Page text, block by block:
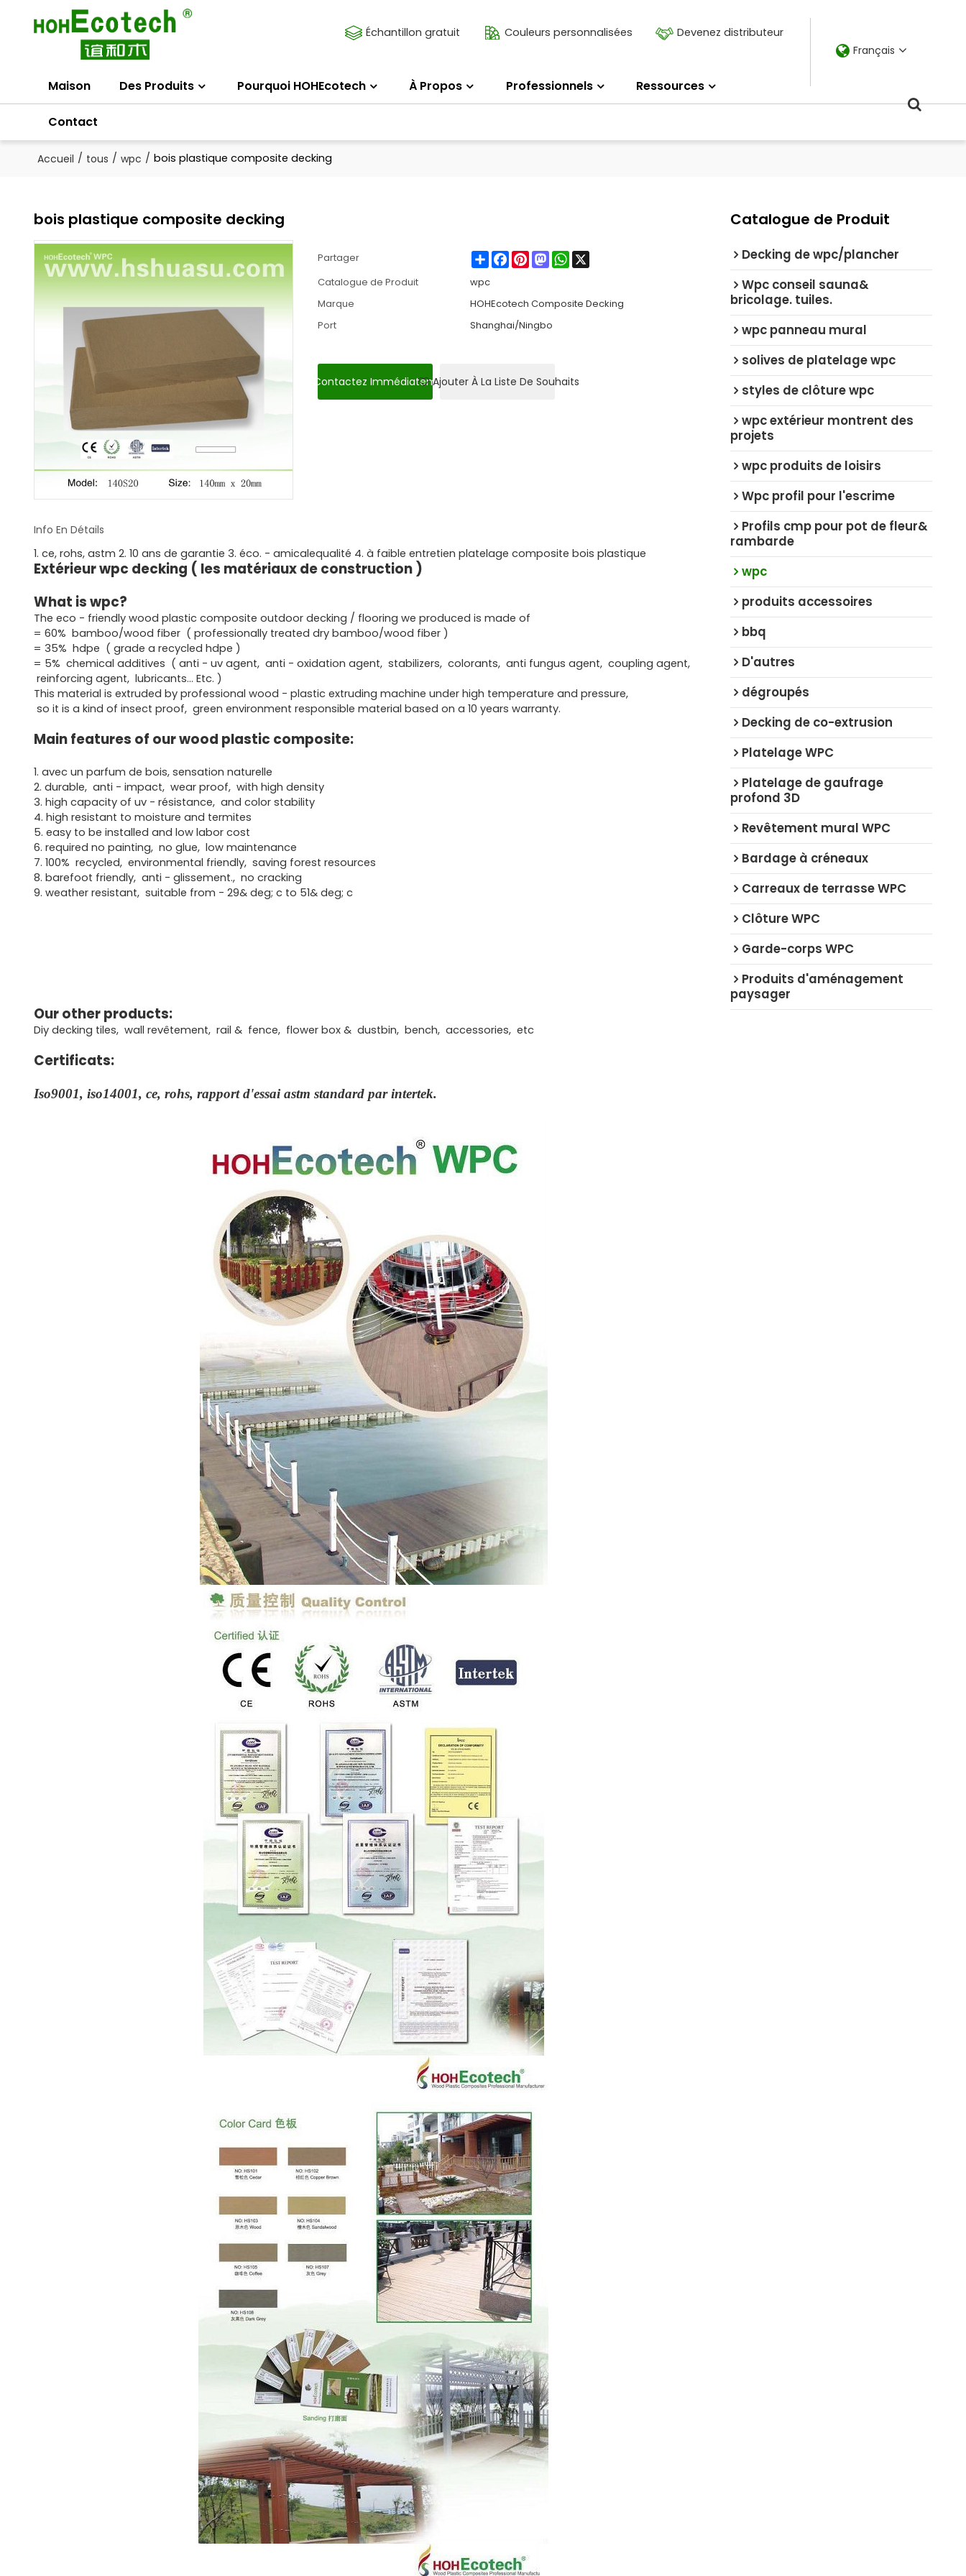
Échantillon gratuit Couleurs personnalisées Devenez distributeur
Maison Des Produits Pourquoi HOHEcotech À Propos Professionnels Ressources
Contact
Français
Accueil / tous / wpc / bois plastique composite decking
bois plastique composite decking
Partager ShareFacebook
PinterestMastodonWhatsApp
Catalogue de Produit
wpc
Marque
HOHEcotech Composite Decking
Port
Shanghai/Ningbo
Contactez ImmédiatementAjouter À La Liste De Souhaits
Info En Détails
1. ce, rohs, astm 2. 10 ans de garantie 3. éco. - amicalequalité 4. à faible entretien platelage composite bois plastique
Extérieur wpc decking ( les matériaux de construction )
What is wpc?
The eco - friendly wood plastic composite outdoor decking / flooring we produced is made of
= 60% bamboo/wood fiber ( professionally treated dry bamboo/wood fiber )
= 35% hdpe ( grade a recycled hdpe )
= 5% chemical additives ( anti - uv agent, anti - oxidation agent, stabilizers, colorants, anti fungus agent, coupling agent,
reinforcing agent, lubricants... Etc. )
This material is extruded by professional wood - plastic extruding machine under high temperature and pressure,
so it is a kind of insect proof, green environment responsible material based on a 10 years warranty.
Main features of our wood plastic composite:
1. avec un parfum de bois, sensation naturelle
2. durable, anti - impact, wear proof, with high density
3. high capacity of uv - résistance, and color stability
4. high resistant to moisture and termites
5. easy to be installed and low labor cost
6. required no painting, no glue, low maintenance
7. 100% recycled, environmental friendly, saving forest resources
8. barefoot friendly, anti - glissement., no cracking
9. weather resistant, suitable from - 29& deg; c to 51& deg; c
Our other products:
Diy decking tiles, wall revêtement, rail & fence, flower box & dustbin, bench, accessories, etc
Certificats:
Iso9001, iso14001, ce, rohs, rapport d'essai astm standard par intertek.
Catalogue de Produit
Decking de wpc/plancher
Wpc conseil sauna&
bricolage. tuiles.
wpc panneau mural
solives de platelage wpc
styles de clôture wpc
wpc extérieur montrent des
projets
wpc produits de loisirs
Wpc profil pour l'escrime
Profils cmp pour pot de fleur&
rambarde
wpc
produits accessoires
bbq
D'autres
dégroupés
Decking de co-extrusion
Platelage WPC
Platelage de gaufrage
profond 3D
Revêtement mural WPC
Bardage à créneaux
Carreaux de terrasse WPC
Clôture WPC
Garde-corps WPC
Produits d'aménagement
paysager